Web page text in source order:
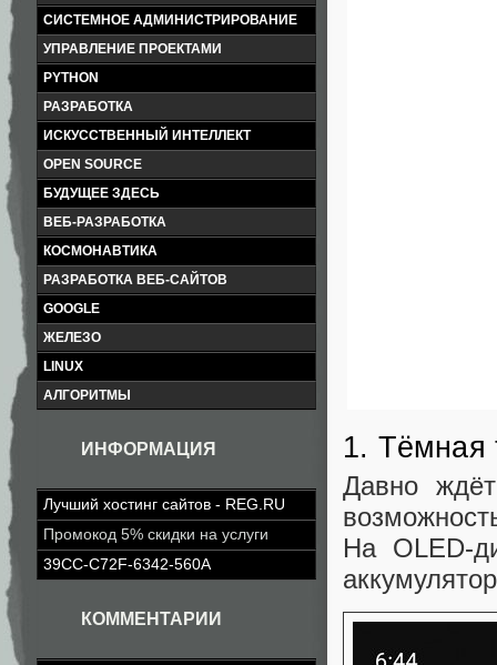
СИСТЕМНОЕ АДМИНИСТРИРОВАНИЕ
УПРАВЛЕНИЕ ПРОЕКТАМИ
PYTHON
РАЗРАБОТКА
ИСКУССТВЕННЫЙ ИНТЕЛЛЕКТ
OPEN SOURCE
БУДУЩЕЕ ЗДЕСЬ
ВЕБ-РАЗРАБОТКА
КОСМОНАВТИКА
РАЗРАБОТКА ВЕБ-САЙТОВ
GOOGLE
ЖЕЛЕЗО
LINUX
АЛГОРИТМЫ
ИНФОРМАЦИЯ
Лучший хостинг сайтов - REG.RU
Промокод 5% скидки на услуги
39CC-C72F-6342-560A
КОММЕНТАРИИ
1. Тёмная
Давно
На OLED-